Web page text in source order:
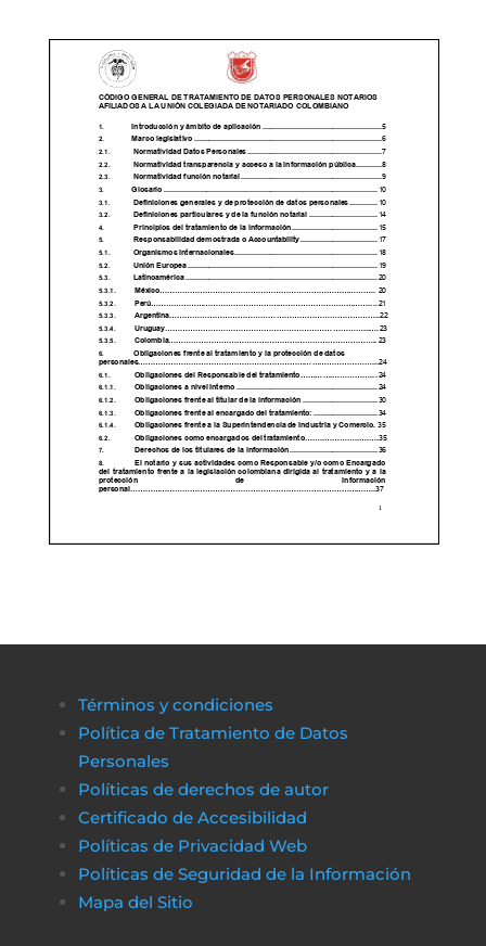
Términos y condiciones
Política de Tratamiento de Datos
Personales
Políticas de derechos de autor
Certificado de Accesibilidad
Políticas de Privacidad Web
Políticas de Seguridad de la Información
Mapa del Sitio